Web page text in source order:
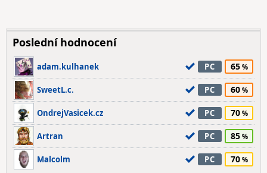
Poslední hodnocení
adam.kulhanek PC 65
SweetL.c. PC 60
OndrejVasicek.cz PC 70
Artran PC 85
Malcolm PC 70